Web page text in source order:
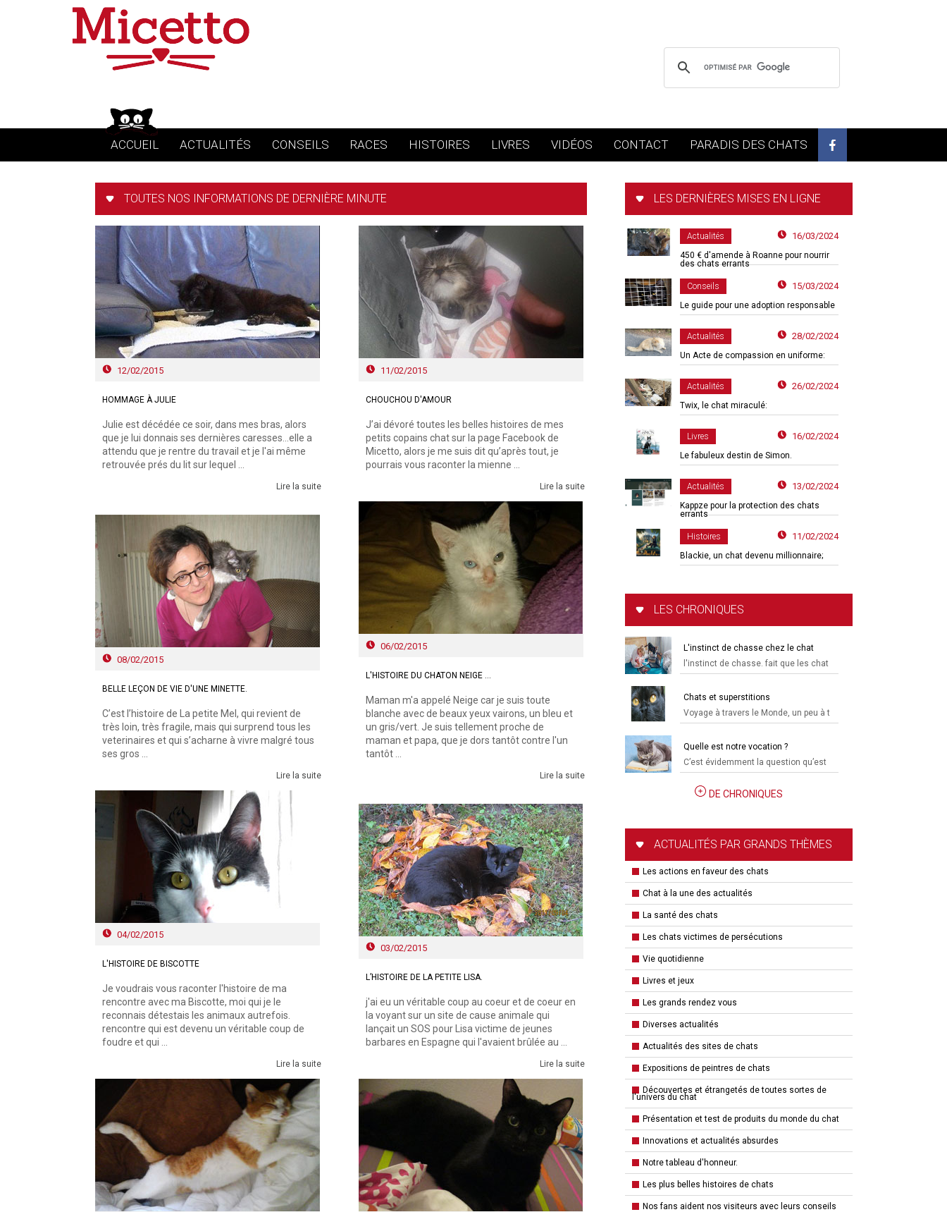
ACCUEIL ACTUALITÉS CONSEILS RACES HISTOIRES LIVRES VIDÉOS CONTACT PARADIS DES CHATS
TOUTES NOS INFORMATIONS DE DERNIÈRE MINUTE
12/02/2015
HOMMAGE À JULIE
Julie est décédée ce soir, dans mes bras, alors
que je lui donnais ses dernières caresses...elle a
attendu que je rentre du travail et je l'ai même
retrouvée prés du lit sur lequel ...
Lire la suite
11/02/2015
CHOUCHOU D'AMOUR
J’ai dévoré toutes les belles histoires de mes
petits copains chat sur la page Facebook de
Micetto, alors je me suis dit qu’après tout, je
pourrais vous raconter la mienne ...
Lire la suite
08/02/2015
BELLE LEÇON DE VIE D'UNE MINETTE.
C’est l’histoire de La petite Mel, qui revient de
très loin, très fragile, mais qui surprend tous les
veterinaires et qui s’acharne à vivre malgré tous
ses gros ...
Lire la suite
06/02/2015
L'HISTOIRE DU CHATON NEIGE …
Maman m'a appelé Neige car je suis toute
blanche avec de beaux yeux vairons, un bleu et
un gris/vert. Je suis tellement proche de
maman et papa, que je dors tantôt contre l'un
tantôt ...
Lire la suite
04/02/2015
L'HISTOIRE DE BISCOTTE
Je voudrais vous raconter l'histoire de ma
rencontre avec ma Biscotte, moi qui je le
reconnais détestais les animaux autrefois.
rencontre qui est devenu un véritable coup de
foudre et qui ...
Lire la suite
03/02/2015
L’HISTOIRE DE LA PETITE LISA.
j'ai eu un véritable coup au coeur et de coeur en
la voyant sur un site de cause animale qui
lançait un SOS pour Lisa victime de jeunes
barbares en Espagne qui l'avaient brûlée au ...
Lire la suite
LES DERNIÈRES MISES EN LIGNE
Actualités 16/03/2024
450 € d'amende à Roanne pour nourrir
des chats errants
Conseils 15/03/2024
Le guide pour une adoption responsable
Actualités 28/02/2024
Un Acte de compassion en uniforme:
Actualités 26/02/2024
Twix, le chat miraculé:
Livres 16/02/2024
Le fabuleux destin de Simon.
Actualités 13/02/2024
Kappze pour la protection des chats
errants
Histoires 11/02/2024
Blackie, un chat devenu millionnaire;
LES CHRONIQUES
L'instinct de chasse chez le chat
l'instinct de chasse. fait que les chat
Chats et superstitions
Voyage à travers le Monde, un peu à t
Quelle est notre vocation ?
C’est évidemment la question qu’est
DE CHRONIQUES
ACTUALITÉS PAR GRANDS THÈMES
Les actions en faveur des chats
Chat à la une des actualités
La santé des chats
Les chats victimes de persécutions
Vie quotidienne
Livres et jeux
Les grands rendez vous
Diverses actualités
Actualités des sites de chats
Expositions de peintres de chats
Découvertes et étrangetés de toutes sortes de
l'univers du chat
Présentation et test de produits du monde du chat
Innovations et actualités absurdes
Notre tableau d'honneur.
Les plus belles histoires de chats
Nos fans aident nos visiteurs avec leurs conseils